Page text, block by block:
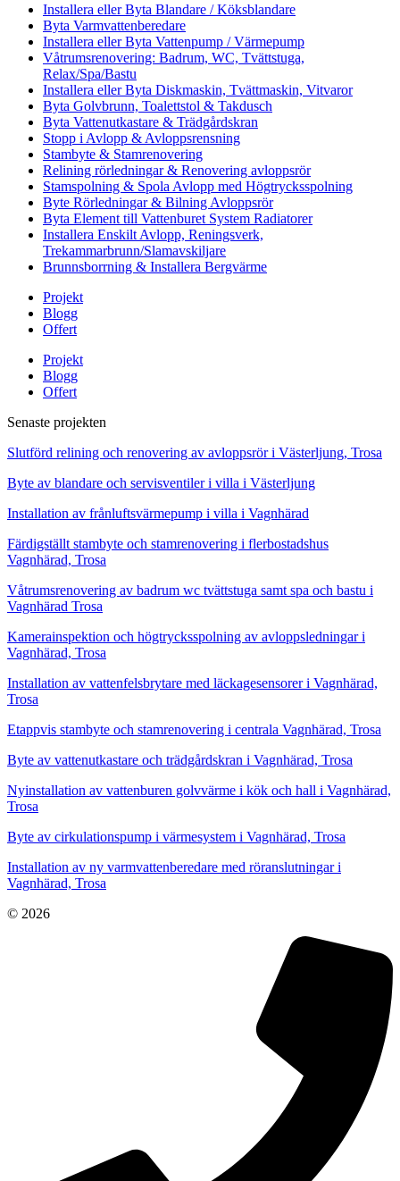
Installera eller Byta Blandare / Köksblandare
Byta Varmvattenberedare
Installera eller Byta Vattenpump / Värmepump
Våtrumsrenovering: Badrum, WC, Tvättstuga,
Relax/Spa/Bastu
Installera eller Byta Diskmaskin, Tvättmaskin, Vitvaror
Byta Golvbrunn, Toalettstol & Takdusch
Byta Vattenutkastare & Trädgårdskran
Stopp i Avlopp & Avloppsrensning
Stambyte & Stamrenovering
Relining rörledningar & Renovering avloppsrör
Stamspolning & Spola Avlopp med Högtrycksspolning
Byte Rörledningar & Bilning Avloppsrör
Byta Element till Vattenburet System Radiatorer
Installera Enskilt Avlopp, Reningsverk,
Trekammarbrunn/Slamavskiljare
Brunnsborrning & Installera Bergvärme
Projekt
Blogg
Offert
Projekt
Blogg
Offert
Senaste projekten
Slutförd relining och renovering av avloppsrör i Västerljung, Trosa
Byte av blandare och servisventiler i villa i Västerljung
Installation av frånluftsvärmepump i villa i Vagnhärad
Färdigställt stambyte och stamrenovering i flerbostadshus
Vagnhärad, Trosa
Våtrumsrenovering av badrum wc tvättstuga samt spa och bastu i
Vagnhärad Trosa
Kamerainspektion och högtrycksspolning av avloppsledningar i
Vagnhärad, Trosa
Installation av vattenfelsbrytare med läckagesensorer i Vagnhärad,
Trosa
Etappvis stambyte och stamrenovering i centrala Vagnhärad, Trosa
Byte av vattenutkastare och trädgårdskran i Vagnhärad, Trosa
Nyinstallation av vattenburen golvvärme i kök och hall i Vagnhärad,
Trosa
Byte av cirkulationspump i värmesystem i Vagnhärad, Trosa
Installation av ny varmvattenberedare med röranslutningar i
Vagnhärad, Trosa
© 2026